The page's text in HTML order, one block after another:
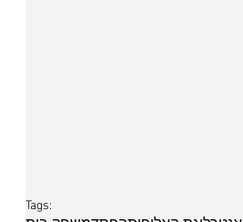
Tags: